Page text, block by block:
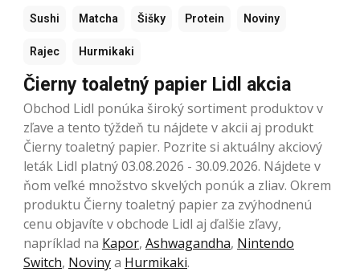
Sushi Matcha Šišky Protein Noviny
Rajec Hurmikaki
Čierny toaletný papier Lidl akcia
Obchod Lidl ponúka široký sortiment produktov v
zľave a tento týždeň tu nájdete v akcii aj produkt
Čierny toaletný papier. Pozrite si aktuálny akciový
leták Lidl platný 03.08.2026 - 30.09.2026. Nájdete v
ňom veľké množstvo skvelých ponúk a zliav. Okrem
produktu Čierny toaletný papier za zvýhodnenú
cenu objavíte v obchode Lidl aj ďalšie zľavy,
napríklad na Kapor, Ashwagandha, Nintendo
Switch, Novinya Hurmikaki.